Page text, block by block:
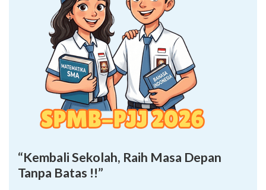
“Kembali Sekolah, Raih Masa Depan
Tanpa Batas !!”